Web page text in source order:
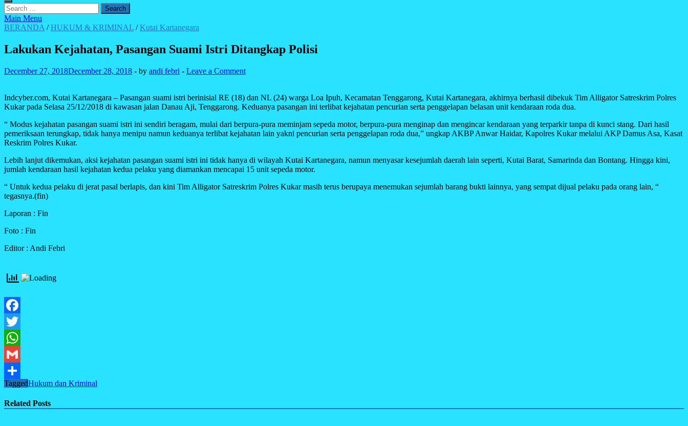
Search
for:
Main Menu
BERANDA /HUKUM & KRIMINAL /Kutai Kartanegara
Lakukan Kejahatan, Pasangan Suami Istri Ditangkap Polisi
December 27, 2018December 28, 2018 - by andi febri - Leave a Comment
Indcyber.com, Kutai Kartanegara – Pasangan suami istri berinisial RE (18) dan NL (24) warga Loa Ipuh, Kecamatan Tenggarong, Kutai Kartanegara, akhirnya berhasil dibekuk Tim Alligator Satreskrim Polres
Kukar pada Selasa 25/12/2018 di kawasan jalan Danau Aji, Tenggarong. Keduanya pasangan ini terlibat kejahatan pencurian serta penggelapan belasan unit kendaraan roda dua.
“ Modus kejahatan pasangan suami istri ini sendiri beragam, mulai dari berpura-pura meminjam sepeda motor, berpura-pura menginap dan mengincar kendaraan yang terparkir tanpa di kunci stang. Dari hasil
pemeriksaan terungkap, tidak hanya menipu namun keduanya terlibat kejahatan lain yakni pencurian serta penggelapan roda dua,” ungkap AKBP Anwar Haidar, Kapolres Kukar melalui AKP Damus Asa, Kasat
Reskrim Polres Kukar.
Lebih lanjut dikemukan, aksi kejahatan pasangan suami istri ini tidak hanya di wilayah Kutai Kartanegara, namun menyasar kesejumlah daerah lain seperti, Kutai Barat, Samarinda dan Bontang. Hingga kini,
jumlah kendaraan hasil kejahatan kedua pelaku yang diamankan mencapai 15 unit sepeda motor.
“ Untuk kedua pelaku di jerat pasal berlapis, dan kini Tim Alligator Satreskrim Polres Kukar masih terus berupaya menemukan sejumlah barang bukti lainnya, yang sempat dijual pelaku pada orang lain, “
tegasnya.(fin)
Laporan : Fin
Foto : Fin
Editor : Andi Febri
Facebook
Twitter
WhatsApp
Gmail
Share
TaggedHukum dan Kriminal
Related Posts